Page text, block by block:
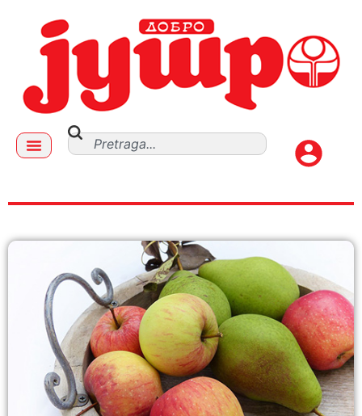
maj 10, 2021